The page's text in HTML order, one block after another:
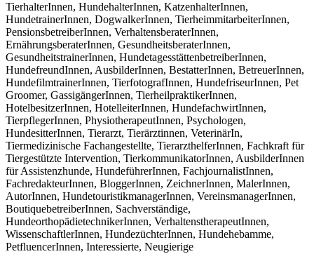
TierhalterInnen, HundehalterInnen, KatzenhalterInnen,
HundetrainerInnen, DogwalkerInnen, TierheimmitarbeiterInnen,
PensionsbetreiberInnen, VerhaltensberaterInnen,
ErnährungsberaterInnen, GesundheitsberaterInnen,
GesundheitstrainerInnen, HundetagesstättenbetreiberInnen,
HundefreundInnen, AusbilderInnen, BestatterInnen, BetreuerInnen,
HundefilmtrainerInnen, TierfotografInnen, HundefriseurInnen, Pet
Groomer, GassigängerInnen, TierheilpraktikerInnen,
HotelbesitzerInnen, HotelleiterInnen, HundefachwirtInnen,
TierpflegerInnen, PhysiotherapeutInnen, Psychologen,
HundesitterInnen, Tierarzt, Tierärztinnen, VeterinärIn,
Tiermedizinische Fachangestellte, TierarzthelferInnen, Fachkraft für
Tiergestützte Intervention, TierkommunikatorInnen, AusbilderInnen
für Assistenzhunde, HundeführerInnen, FachjournalistInnen,
FachredakteurInnen, BloggerInnen, ZeichnerInnen, MalerInnen,
AutorInnen, HundetouristikmanagerInnen, VereinsmanagerInnen,
BoutiquebetreiberInnen, Sachverständige,
HundeorthopädietechnikerInnen, VerhaltenstherapeutInnen,
WissenschaftlerInnen, HundezüchterInnen, Hundehebamme,
PetfluencerInnen, Interessierte, Neugierige